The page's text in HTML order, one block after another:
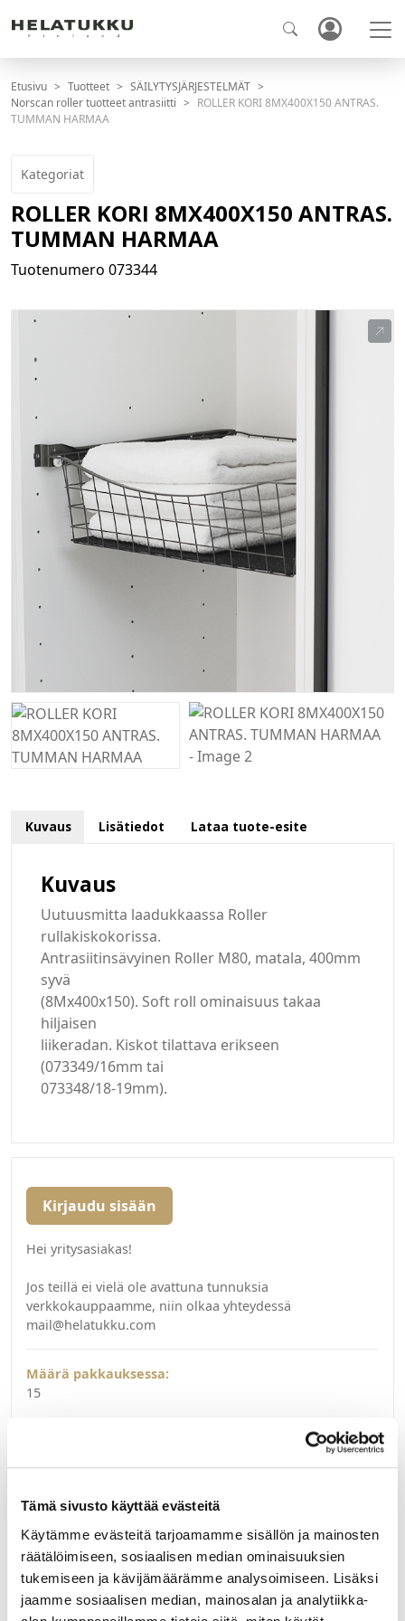
Tämä sivusto käyttää evästeitä
Käytämme evästeitä tarjoamamme sisällön ja mainosten
räätälöimiseen, sosiaalisen median ominaisuuksien
tukemiseen ja kävijämäärämme analysoimiseen. Lisäksi
jaamme sosiaalisen median, mainosalan ja analytiikka-
Etusivu Tuotteet
SÄILYTYSJÄRJESTELMÄT
Norscan roller tuotteet antrasiitti
ROLLER KORI 8MX400X150 ANTRAS.
TUMMAN HARMAA
Kategoriat
ROLLER KORI 8MX400X150 ANTRAS.
TUMMAN HARMAA
Tuotenumero 073344
Kuvaus Lisätiedot Lataa tuote-esite
Kuvaus
Uutuusmitta laadukkaassa Roller
rullakiskokorissa.
Antrasiitinsävyinen Roller M80, matala, 400mm
syvä
(8Mx400x150). Soft roll ominaisuus takaa
hiljaisen
liikeradan. Kiskot tilattava erikseen
(073349/16mm tai
073348/18-19mm).
Kirjaudu sisään
Hei yritysasiakas!
Jos teillä ei vielä ole avattuna tunnuksia
verkkokauppaamme, niin olkaa yhteydessä
mail@helatukku.com
Määrä pakkauksessa:
15
Liittyvät tuotteet